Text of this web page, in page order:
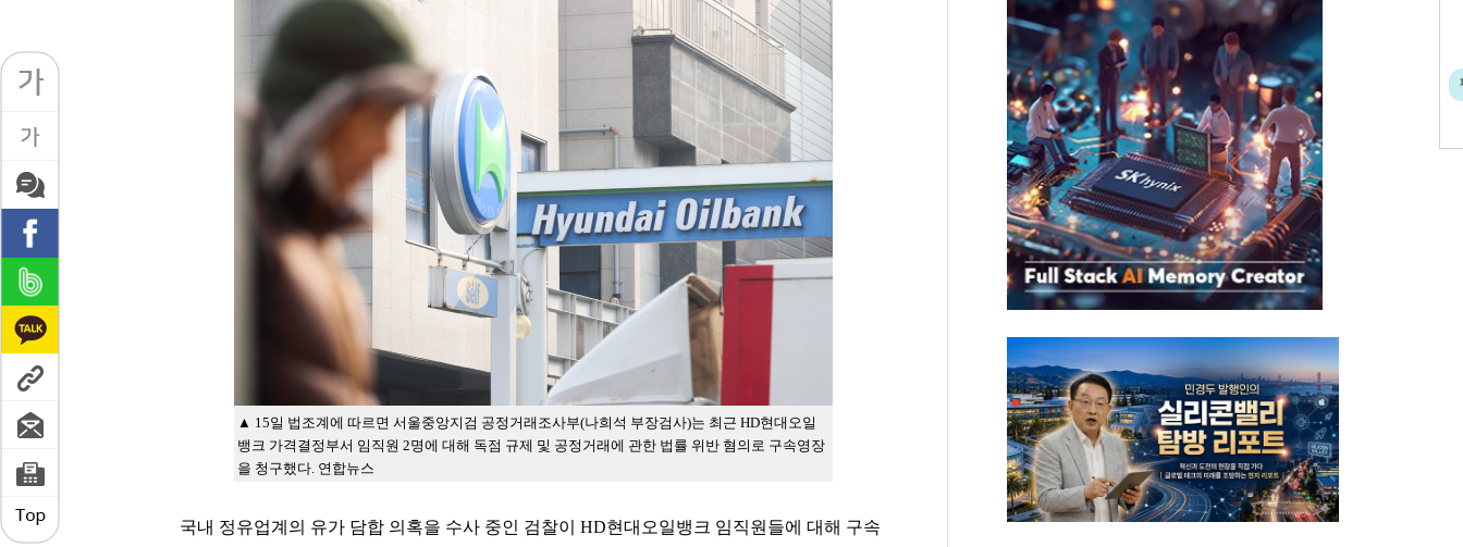
▲ 15일 법조계에 따르면 서울중앙지검 공정거래조사부(나희석 부장검사)는 최근 HD현대오일
뱅크 가격결정부서 임직원 2명에 대해 독점 규제 및 공정거래에 관한 법률 위반 혐의로 구속영장
을 청구했다. 연합뉴스
국내 정유업계의 유가 담합 의혹을 수사 중인 검찰이 HD현대오일뱅크 임직원들에 대해 구속